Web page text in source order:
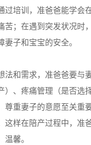
培训，准爸爸能学会
；在遇到突发状况时
子和宝宝的安全。
和需求，准爸爸要与
）、疼痛管理（是否选
重妻子的意愿至关重
这样在陪产过程中，准
馨。